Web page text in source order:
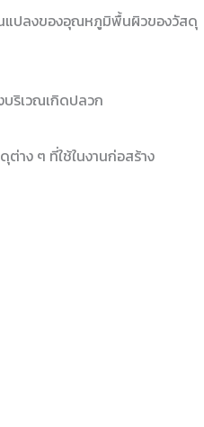
นแปลงของอุณหภูมิพื้นผิวของวัสดุ
บริเวณเกิดปลวก
าง ๆ ที่ใช้ในงานก่อสร้าง